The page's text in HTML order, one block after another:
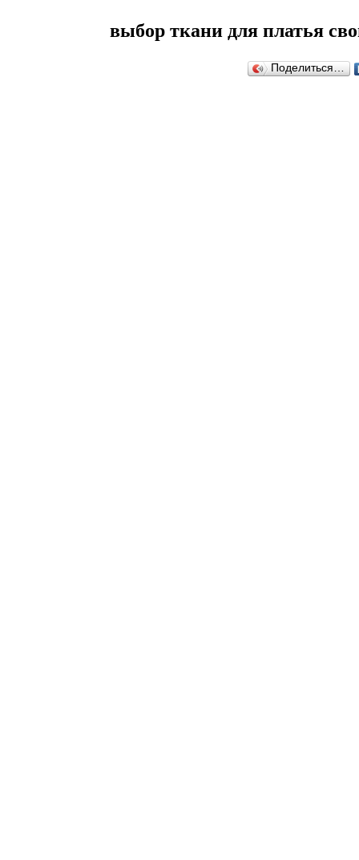
выбор ткани для платья
Поделиться…